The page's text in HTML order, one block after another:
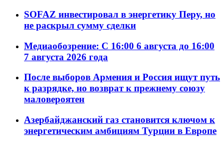
SOFAZ инвестировал в энергетику Перу, но
не раскрыл сумму сделки
Медиаобозрение: С 16:00 6 августа до 16:00
7 августа 2026 года
После выборов Армения и Россия ищут путь
к разрядке, но возврат к прежнему союзу
маловероятен
Азербайджанский газ становится ключом к
энергетическим амбициям Турции в Европе